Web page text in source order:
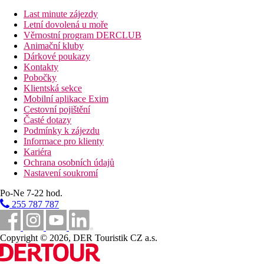
Zábava
6× týdně animační programy (červenec-srpen) v rámci letoviska
Děti
Miniklub, dětská postýlka zdarma (na vyžádání)
Internet
Zdarma:WiFi ve veřejných prostorách
Web
http://www.albena.bg
Oficiální kategorie
4 hvězdičky
Vzdálenosti
40 km
Vzdálenost od nejbližšího letiště
0 m
Vzdálenost k pláži
Last minute zájezdy
Letní dovolená u moře
Věrnostní program DERCLUB
Animační kluby
Dárkové poukazy
Kontakty
Pobočky
Klientská sekce
Mobilní aplikace Exim
Cestovní pojištění
Časté dotazy
Podmínky k zájezdu
Informace pro klienty
Kariéra
Ochrana osobních údajů
Nastavení soukromí
Po-Ne 7-22 hod.
255 787 787
Copyright © 2026, DER Touristik CZ a.s.